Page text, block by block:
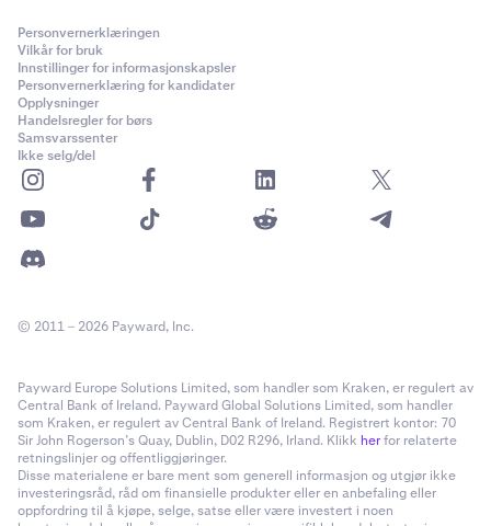
Personvernerklæringen
Vilkår for bruk
Innstillinger for informasjonskapsler
Personvernerklæring for kandidater
Opplysninger
Handelsregler for børs
Samsvarssenter
Ikke selg/del
© 2011 – 2026 Payward, Inc.
Payward Europe Solutions Limited, som handler som Kraken, er regulert av
Central Bank of Ireland. Payward Global Solutions Limited, som handler
som Kraken, er regulert av Central Bank of Ireland. Registrert kontor: 70
Sir John Rogerson’s Quay, Dublin, D02 R296, Irland. Klikk herfor relaterte
retningslinjer og offentliggjøringer.
Disse materialene er bare ment som generell informasjon og utgjør ikke
investeringsråd, råd om finansielle produkter eller en anbefaling eller
oppfordring til å kjøpe, selge, satse eller være investert i noen